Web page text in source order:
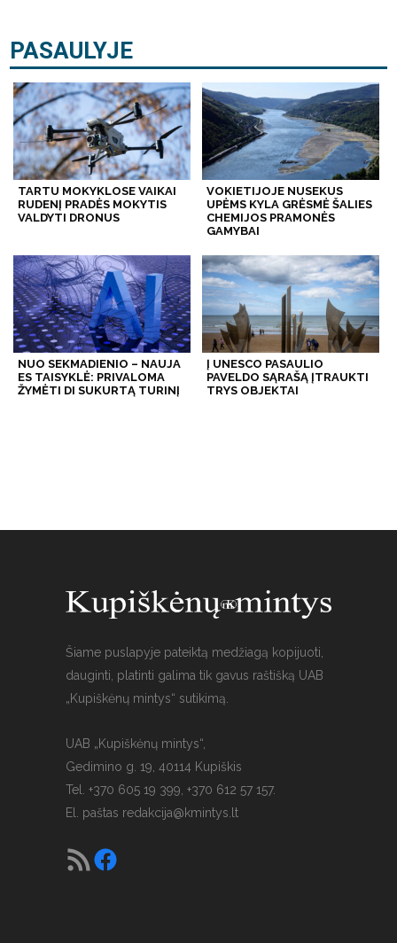
PASAULYJE
TARTU MOKYKLOSE VAIKAI
RUDENĮ PRADĖS MOKYTIS
VALDYTI DRONUS
VOKIETIJOJE NUSEKUS
UPĖMS KYLA GRĖSMĖ ŠALIES
CHEMIJOS PRAMONĖS
GAMYBAI
NUO SEKMADIENIO – NAUJA
ES TAISYKLĖ: PRIVALOMA
ŽYMĖTI DI SUKURTĄ TURINĮ
Į UNESCO PASAULIO
PAVELDO SĄRAŠĄ ĮTRAUKTI
TRYS OBJEKTAI
Šiame puslapyje pateiktą medžiagą kopijuoti,
dauginti, platinti galima tik gavus raštišką UAB
„Kupiškėnų mintys“ sutikimą.
UAB „Kupiškėnų mintys“,
Gedimino g. 19, 40114 Kupiškis
Tel. +370 605 19 399, +370 612 57 157.
El. paštas redakcija@kmintys.lt